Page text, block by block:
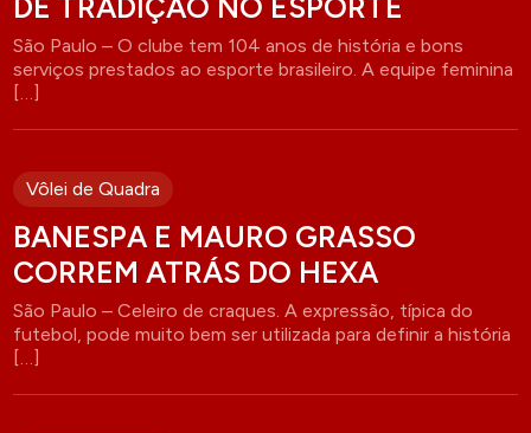
DE TRADIÇÃO NO ESPORTE
São Paulo – O clube tem 104 anos de história e bons
serviços prestados ao esporte brasileiro. A equipe feminina
[…]
Vôlei de Quadra
BANESPA E MAURO GRASSO
CORREM ATRÁS DO HEXA
São Paulo – Celeiro de craques. A expressão, típica do
futebol, pode muito bem ser utilizada para definir a história
[…]